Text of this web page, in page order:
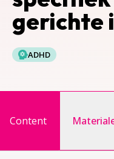
gerichte
ADHD
Content